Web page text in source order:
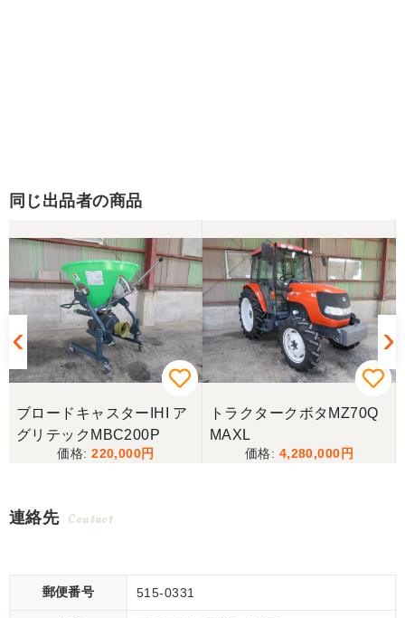
同じ出品者の商品
ブロードキャスターIHI ア
グリテックMBC200P
220,000
トラクタークボタMZ70Q
MAXL
4,280,000
連絡先 Contact
郵便番号 515-0331